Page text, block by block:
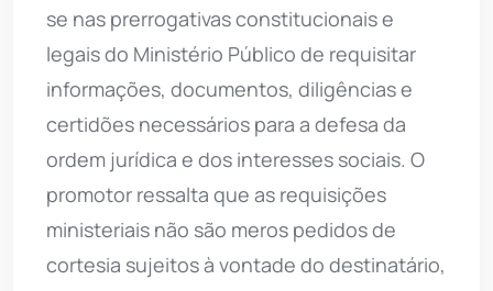
se nas prerrogativas constitucionais e
legais do Ministério Público de requisitar
informações, documentos, diligências e
certidões necessários para a defesa da
ordem jurídica e dos interesses sociais. O
promotor ressalta que as requisições
ministeriais não são meros pedidos de
cortesia sujeitos à vontade do destinatário,